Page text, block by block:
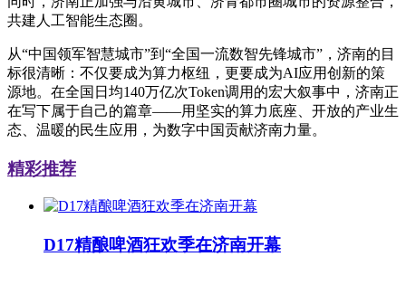
共建人工智能生态圈。
从“中国领军智慧城市”到“全国一流数智先锋城市”，济南的目
标很清晰：不仅要成为算力枢纽，更要成为AI应用创新的策
源地。在全国日均140万亿次Token调用的宏大叙事中，济南正
在写下属于自己的篇章——用坚实的算力底座、开放的产业生
态、温暖的民生应用，为数字中国贡献济南力量。
精彩推荐
D17精酿啤酒狂欢季在济南开幕